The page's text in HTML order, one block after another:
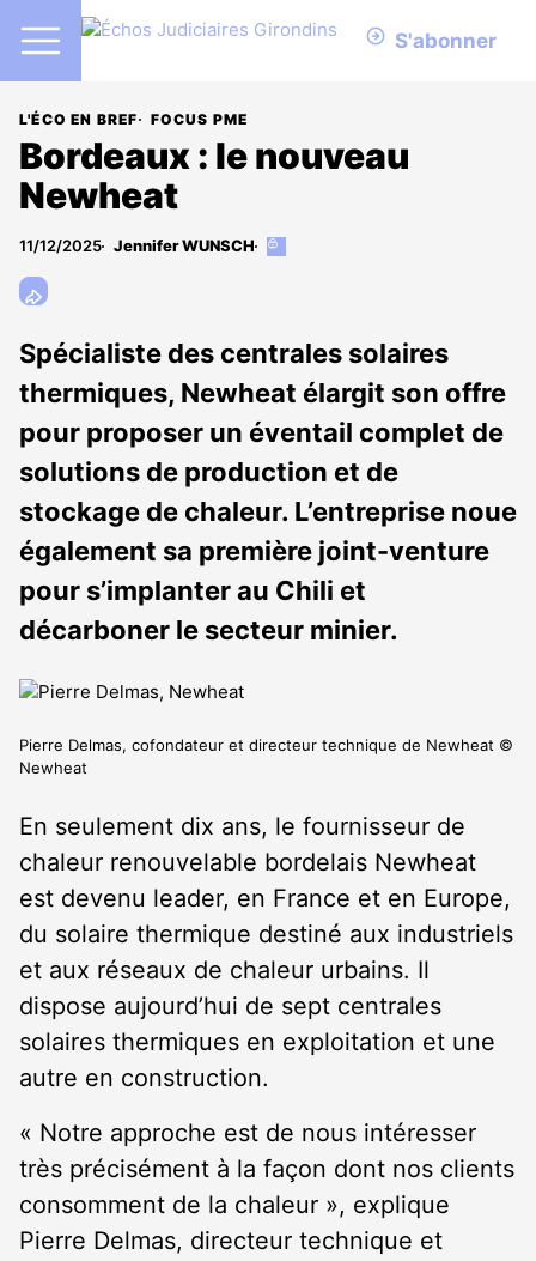
S'abonner
L'ÉCO EN BREF FOCUS PME
Bordeaux : le nouveau
Newheat
11/12/2025 Jennifer WUNSCH
Cet
abonnés
Spécialiste des centrales solaires
thermiques, Newheat élargit son offre
pour proposer un éventail complet de
solutions de production et de
stockage de chaleur. L’entreprise noue
également sa première joint-venture
pour s’implanter au Chili et
décarboner le secteur minier.
Pierre Delmas, cofondateur et directeur technique de Newheat ©
Newheat
En seulement dix ans, le fournisseur de
chaleur renouvelable bordelais Newheat
est devenu leader, en France et en Europe,
du solaire thermique destiné aux industriels
et aux réseaux de chaleur urbains. Il
dispose aujourd’hui de sept centrales
solaires thermiques en exploitation et une
autre en construction.
« Notre approche est de nous intéresser
très précisément à la façon dont nos clients
consomment de la chaleur », explique
Pierre Delmas, directeur technique et